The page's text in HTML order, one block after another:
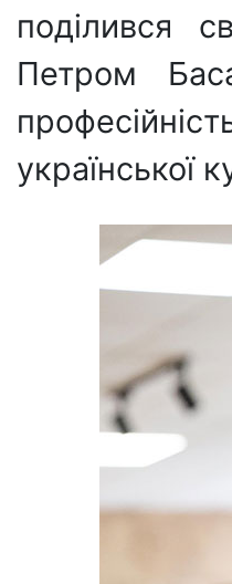
поділився
Петром
української